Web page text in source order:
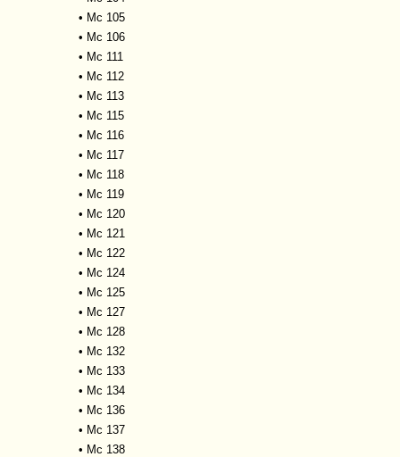
• Mc 105
• Mc 106
• Mc 111
• Mc 112
• Mc 113
• Mc 115
• Mc 116
• Mc 117
• Mc 118
• Mc 119
• Mc 120
• Mc 121
• Mc 122
• Mc 124
• Mc 125
• Mc 127
• Mc 128
• Mc 132
• Mc 133
• Mc 134
• Mc 136
• Mc 137
• Mc 138